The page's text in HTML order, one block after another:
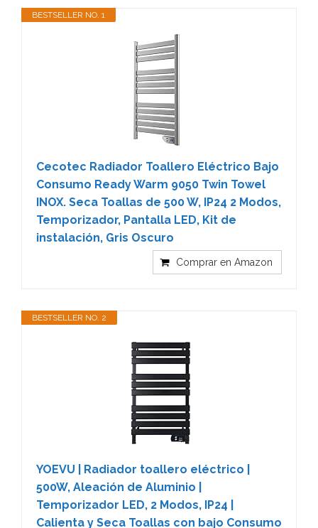
BESTSELLER NO. 1
Cecotec Radiador Toallero Eléctrico Bajo
Consumo Ready Warm 9050 Twin Towel
INOX. Seca Toallas de 500 W, IP24 2 Modos,
Temporizador, Pantalla LED, Kit de
instalación, Gris Oscuro
Comprar en Amazon
BESTSELLER NO. 2
YOEVU | Radiador toallero eléctrico |
500W, Aleación de Aluminio |
Temporizador LED, 2 Modos, IP24 |
Calienta y Seca Toallas con bajo Consumo